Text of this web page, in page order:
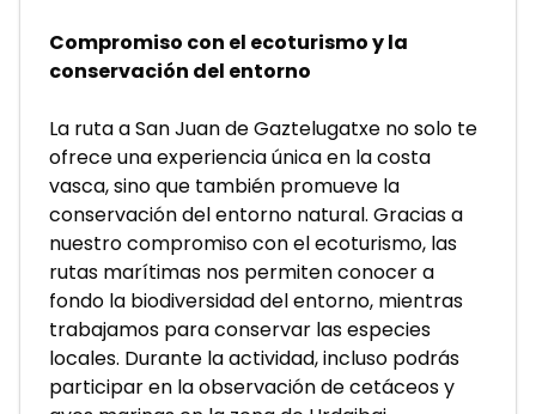
Compromiso con el ecoturismo y la
conservación del entorno
La ruta a San Juan de Gaztelugatxe no solo te
ofrece una experiencia única en la costa
vasca, sino que también promueve la
conservación del entorno natural. Gracias a
nuestro compromiso con el ecoturismo, las
rutas marítimas nos permiten conocer a
fondo la biodiversidad del entorno, mientras
trabajamos para conservar las especies
locales. Durante la actividad, incluso podrás
participar en la observación de cetáceos y